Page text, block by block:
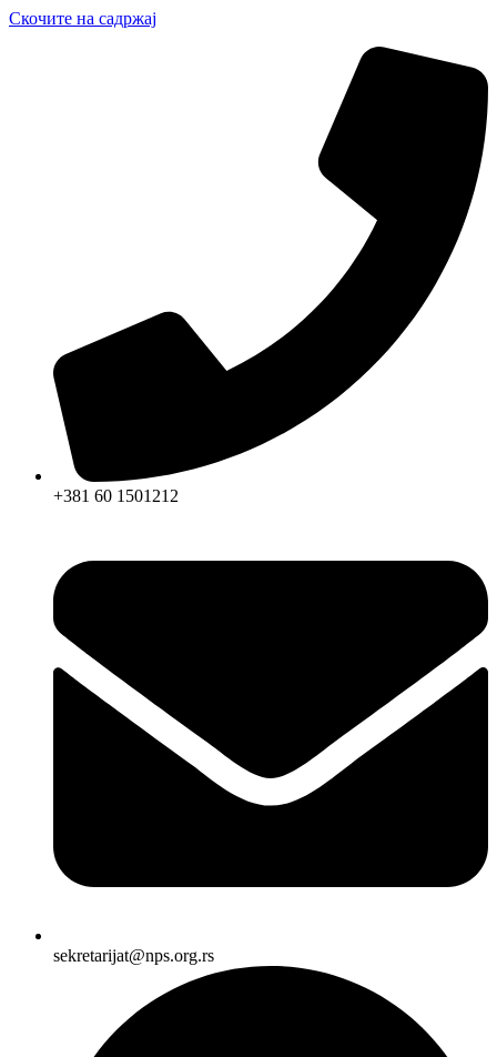
Скочите на садржај
+381 60 1501212
sekretarijat@nps.org.rs